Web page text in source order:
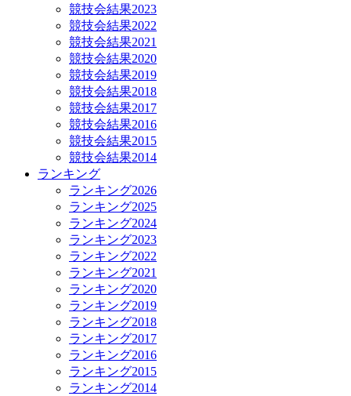
競技会結果2023
競技会結果2022
競技会結果2021
競技会結果2020
競技会結果2019
競技会結果2018
競技会結果2017
競技会結果2016
競技会結果2015
競技会結果2014
ランキング
ランキング2026
ランキング2025
ランキング2024
ランキング2023
ランキング2022
ランキング2021
ランキング2020
ランキング2019
ランキング2018
ランキング2017
ランキング2016
ランキング2015
ランキング2014